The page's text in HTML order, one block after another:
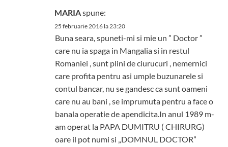
MARIAspune:
25 februarie 2016 la 23:20
Buna seara, spuneti-mi si mie un ” Doctor ”
care nu ia spaga in Mangalia si in restul
Romaniei , sunt plini de ciurucuri , nemernici
care profita pentru asi umple buzunarele si
contul bancar, nu se gandesc ca sunt oameni
care nu au bani , se imprumuta pentru a face o
banala operatie de apendicita.In anul 1989 m-
am operat la PAPA DUMITRU ( CHIRURG)
oare il pot numi si „DOMNUL DOCTOR”